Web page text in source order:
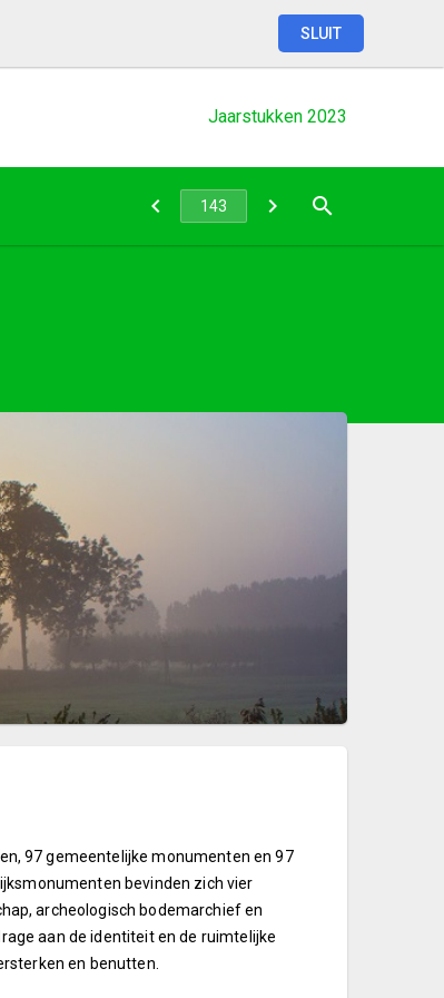
SLUIT
Jaarstukken 2023
97 gemeentelijke monumenten en 97
bevinden zich vier
archeologisch bodemarchief en
aan de identiteit en de ruimtelijke
en benutten.